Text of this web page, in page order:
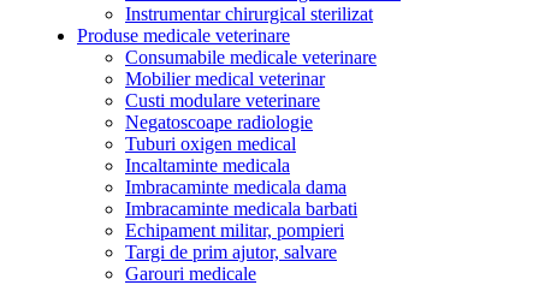
Instrumentar chirurgical sterilizat
Produse medicale veterinare
Consumabile medicale veterinare
Mobilier medical veterinar
Custi modulare veterinare
Negatoscoape radiologie
Tuburi oxigen medical
Incaltaminte medicala
Imbracaminte medicala dama
Imbracaminte medicala barbati
Echipament militar, pompieri
Targi de prim ajutor, salvare
Garouri medicale